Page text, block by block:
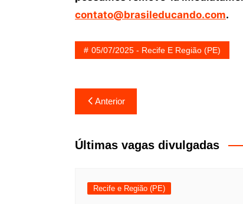
contato@brasileducando.com.
05/07/2025 - Recife E Região (PE)
Navegação
de
Post
Anterior
Últimas vagas divulgadas
Recife e Região (PE)